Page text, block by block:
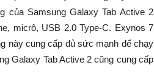
của Samsung Galaxy Tab Active 2
micrô, USB 2.0 Type-C. Exynos 7
này cung cấp đủ sức mạnh để chạy
Galaxy Tab Active 2 cũng cung cấp